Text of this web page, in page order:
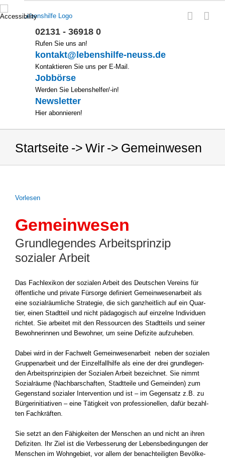
Zum
Inhalt
02131 - 36918 0
Rufen Sie uns an!
kontakt@lebenshilfe-neuss.de
Kontaktieren Sie uns per E-Mail.
Jobbörse
Werden Sie Lebenshelfer/-in!
Newsletter
Hier abonnieren!
Startseite Wir Gemeinwesen
Vor­le­sen
Gemeinwesen
Grundlegendes Arbeitsprinzip
sozialer Arbeit
Das Fach­le­xi­kon der sozia­len Arbeit des Deut­schen Ver­eins für
öffent­li­che und pri­va­te Für­sor­ge defi­niert Gemein­we­sen­ar­beit als
eine sozi­al­räum­li­che Stra­te­gie, die sich ganz­heit­lich auf ein Quar­
tier, einen Stadt­teil und nicht päd­ago­gisch auf ein­zel­ne Indi­vi­du­en
rich­tet. Sie arbei­tet mit den Res­sour­cen des Stadt­teils und sei­ner
Bewoh­ne­rin­nen und Bewoh­ner, um sei­ne Defi­zi­te auf­zu­he­ben.
Dabei wird in der Fach­welt Gemein­we­sen­ar­beit neben der sozia­len
Grup­pen­ar­beit und der Ein­zel­fall­hil­fe als eine der drei grund­le­gen­
den Arbeits­prin­zi­pi­en der Sozia­len Arbeit bezeich­net. Sie nimmt
Sozi­al­räu­me (Nach­bar­schaf­ten, Stadt­tei­le und Gemein­den) zum
Gegen­stand sozia­ler Inter­ven­ti­on und ist – im Gegen­satz z.B. zu
Bür­ger­initia­ti­ven – eine Tätig­keit von pro­fes­sio­nel­len, dafür bezahl­
ten Fach­kräf­ten.
Sie setzt an den Fähig­kei­ten der Men­schen an und nicht an ihren
Defi­zi­ten. Ihr Ziel ist die Ver­bes­se­rung der Lebens­be­din­gun­gen der
Men­schen im Wohn­ge­biet, vor allem der benach­tei­lig­ten Bevöl­ke­